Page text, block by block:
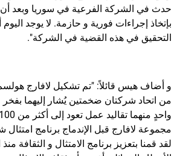
حدث في الشركة الفرعية في سوريا وبعد أن
بإتخاذ إجراءات فورية و حازمة. لا يوجد
التحقيق في هذه القضية في الشركة".
من اتحاد شركتان ضخمتين يُشار إليهما
مجموعة لافارج قبل الإندماج برنامج امتثال
لقد قمنا بتعزيز برنامج الامتثال و الثقافة منذ